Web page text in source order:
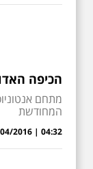
הכיפה
מתחם
המחודשת
04:32 | 25/04/2016